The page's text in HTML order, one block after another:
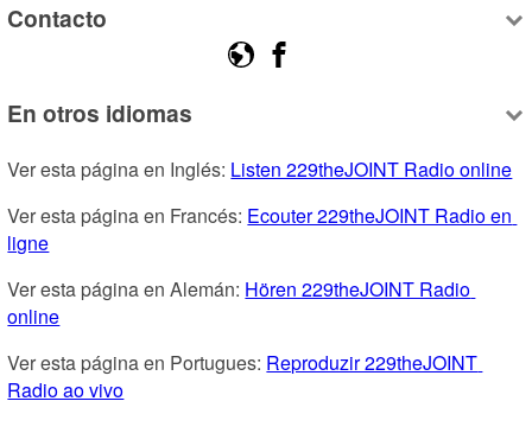
Contacto
En otros idiomas
Ver esta página en Inglés: Listen 229theJOINT Radio online
Ver esta página en Francés: Ecouter 229theJOINT Radio en
ligne
Ver esta página en Alemán: Hören 229theJOINT Radio
online
Ver esta página en Portugues: Reproduzir 229theJOINT
Radio ao vivo